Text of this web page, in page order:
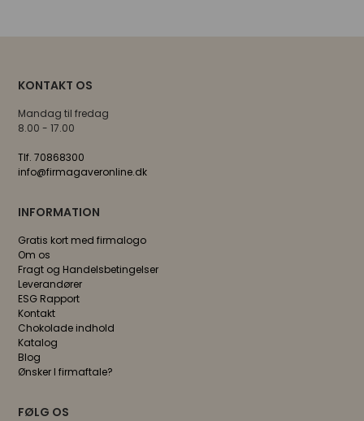
KONTAKT OS
Mandag til fredag
8.00 - 17.00
Tlf. 70868300
info@firmagaveronline.dk
INFORMATION
Gratis kort med firmalogo
Om os
Fragt og Handelsbetingelser
Leverandører
ESG Rapport
Kontakt
Chokolade indhold
Katalog
Blog
Ønsker I firmaftale?
FØLG OS